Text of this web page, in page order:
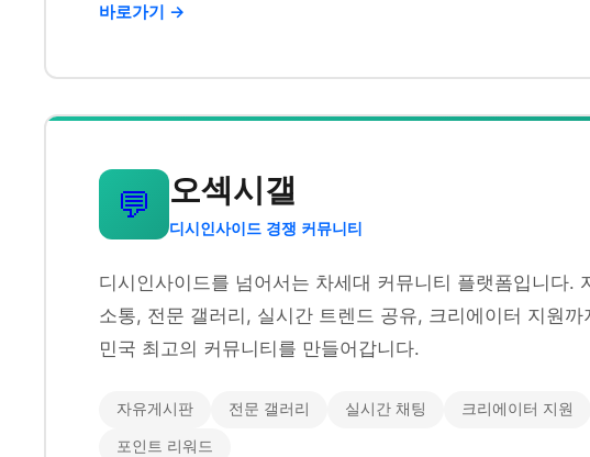
바로가기 →
💬 오섹시갤
디시인사이드 경쟁 커뮤니티
디시인사이드를 넘어서는 차세대 커뮤니티 플랫폼입니다.
소통, 전문 갤러리, 실시간 트렌드 공유, 크리에이터 지원까
민국 최고의 커뮤니티를 만들어갑니다.
자유게시판 전문 갤러리 실시간 채팅 크리에이터 지원
포인트 리워드